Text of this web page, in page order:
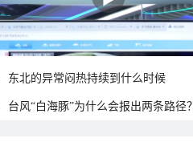
东北的异常闷热持续到什么时候
台风“白海豚”为什么会报出两条路径？